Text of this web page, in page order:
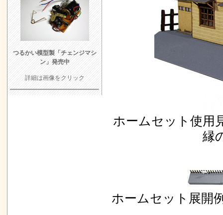
ホームセット使用
縁
ホームセット展開
つるかい模型製「チェンジマシ
ン」発売中
詳細は画像をクリック